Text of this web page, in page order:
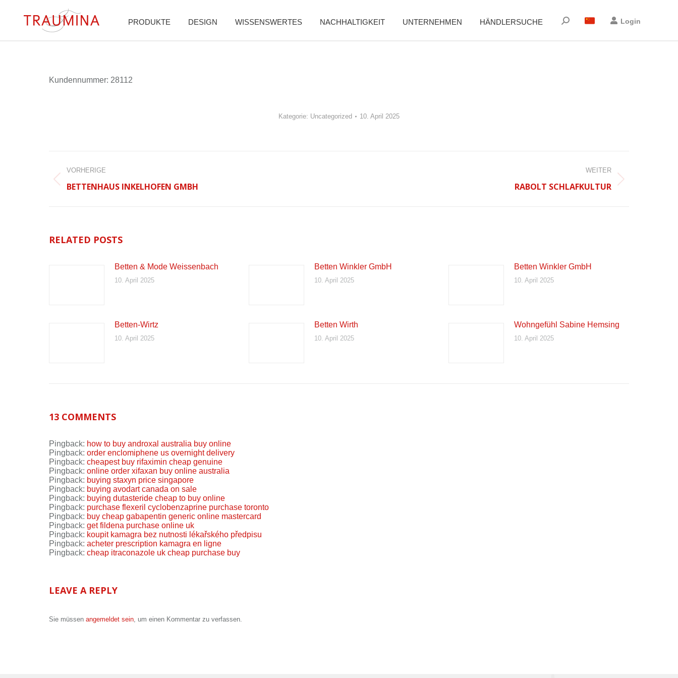
PRODUKTE DESIGN WISSENSWERTES NACHHALTIGKEIT UNTERNEHMEN HÄNDLERSUCHE Suchen: Login
Kun­den­num­mer: 28112
Kategorie: Uncategorized 10. April 2025
VORHERIGE
Vorheriger
Beitrag:
BETTENHAUS INKELHOFEN GMBH
WEITER
RABOLT SCHLAFKULTUR
RELATED POSTS
Betten & Mode Weissenbach
10. April 2025
Betten Winkler GmbH
10. April 2025
Betten Winkler GmbH
10. April 2025
Betten-Wirtz
10. April 2025
Betten Wirth
10. April 2025
Wohngefühl Sabine Hemsing
10. April 2025
13 COMMENTS
Pingback: how to buy androxal australia buy online
Pingback: order enclomiphene us overnight delivery
Pingback: cheapest buy rifaximin cheap genuine
Pingback: online order xifaxan buy online australia
Pingback: buying staxyn price singapore
Pingback: buying avodart canada on sale
Pingback: buying dutasteride cheap to buy online
Pingback: purchase flexeril cyclobenzaprine purchase toronto
Pingback: buy cheap gabapentin generic online mastercard
Pingback: get fildena purchase online uk
Pingback: koupit kamagra bez nutnosti lékařského předpisu
Pingback: acheter prescription kamagra en ligne
Pingback: cheap itraconazole uk cheap purchase buy
LEAVE A REPLY
Sie müssen angemeldet sein, um einen Kommentar zu verfassen.